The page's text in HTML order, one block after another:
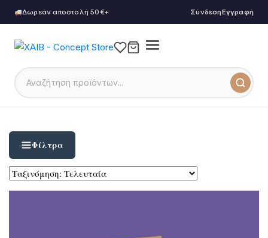
Δωρεάν αποστολή 50€+ ΣύνδεσηΕγγραφή
Φίλτρα